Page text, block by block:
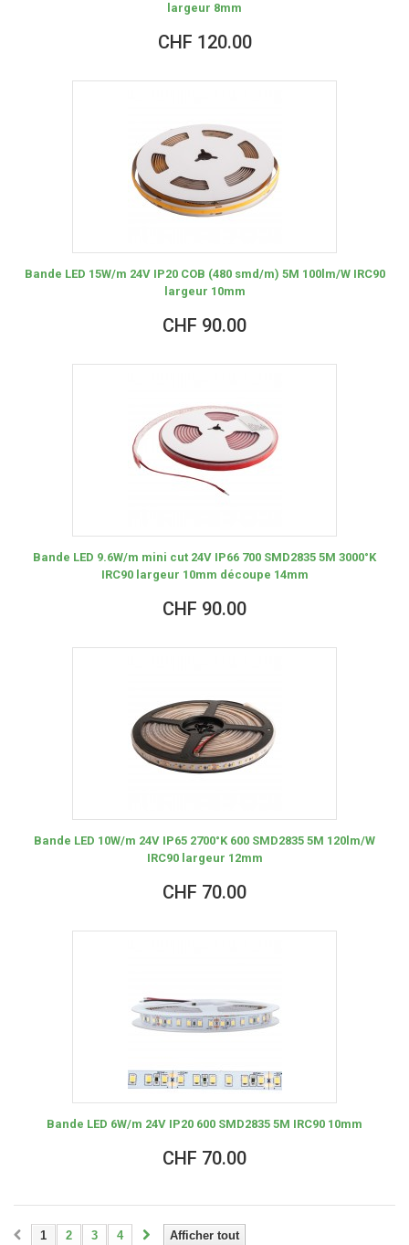
largeur 8mm
CHF 120.00
Bande LED 15W/m 24V IP20 COB (480 smd/m) 5M 100lm/W IRC90
largeur 10mm
CHF 90.00
Bande LED 9.6W/m mini cut 24V IP66 700 SMD2835 5M 3000°K
IRC90 largeur 10mm découpe 14mm
CHF 90.00
Bande LED 10W/m 24V IP65 2700°K 600 SMD2835 5M 120lm/W
IRC90 largeur 12mm
CHF 70.00
Bande LED 6W/m 24V IP20 600 SMD2835 5M IRC90 10mm
CHF 70.00
Afficher tout
1 2 3 4